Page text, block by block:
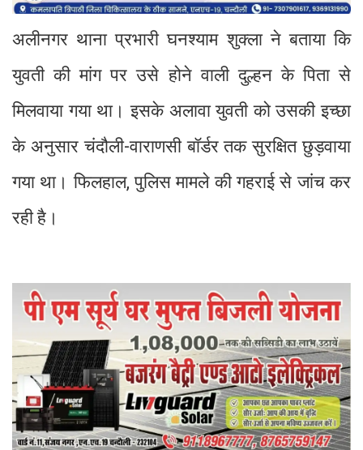
अलीनगर थाना प्रभारी घनश्याम शुक्ला ने बताया कि
युवती की मांग पर उसे होने वाली दुल्हन के पिता से
मिलवाया गया था। इसके अलावा युवती को उसकी इच्छा
के अनुसार चंदौली-वाराणसी बॉर्डर तक सुरक्षित छुड़वाया
गया था। फिलहाल, पुलिस मामले की गहराई से जांच कर
रही है।